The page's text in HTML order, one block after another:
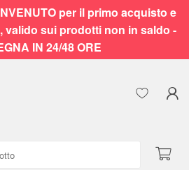
per il primo acquisto e
valido sui prodotti non in saldo -
IN 24/48 ORE